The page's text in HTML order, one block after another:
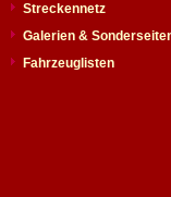
Streckennetz
Galerien &
Fahrzeuglisten